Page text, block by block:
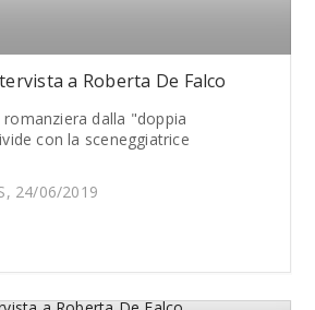
a Roberta De Falco
dalla "doppia
con la sceneggiatrice
24/06/2019